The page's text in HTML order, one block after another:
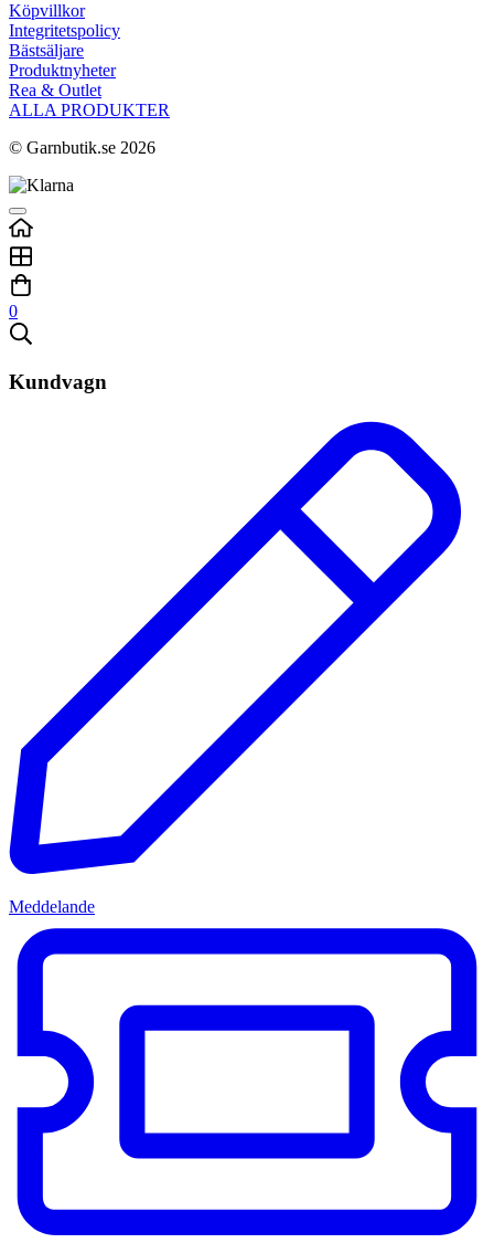
Köpvillkor
Integritetspolicy
Bästsäljare
Produktnyheter
Rea & Outlet
ALLA PRODUKTER
© Garnbutik.se 2026
0
Kundvagn
Meddelande